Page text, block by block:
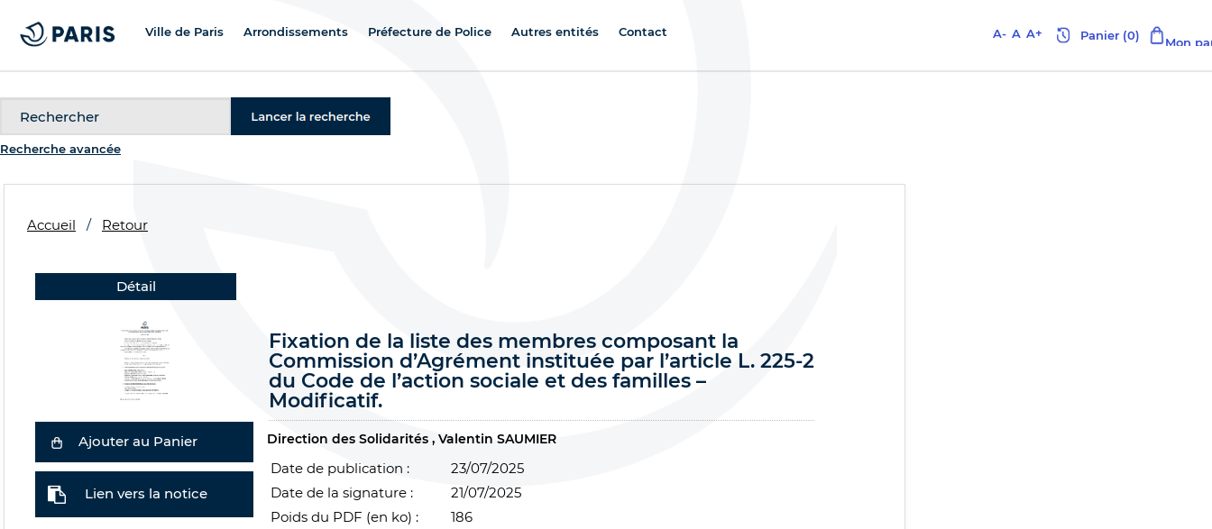
Ville de Paris Arrondissements Préfecture de Police Autres entités Contact A- A A+
Recherche avancée
Accueil Retour
Détail
Ajouter au Panier
Lien vers la notice
Fixation de la liste des membres composant la
Commission d’Agrément instituée par l’article L. 225-2
du Code de l’action sociale et des familles –
Modificatif.
Direction des Solidarités Valentin SAUMIER
Date de publication :
23/07/2025
Date de la signature :
21/07/2025
Poids du PDF (en ko) :
186